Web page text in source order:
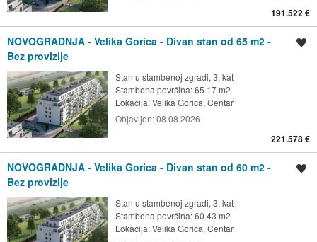
191.522 €
NOVOGRADNJA - Velika Gorica - Divan stan od 65 m2 -
Bez provizije
Stan u stambenoj zgradi, 3. kat
Stambena površina: 65.17 m2
Lokacija:Velika Gorica, Centar
Objavljen:08.08.2026.
221.578 €
NOVOGRADNJA - Velika Gorica - Divan stan od 60 m2 -
Bez provizije
Stan u stambenoj zgradi, 3. kat
Stambena površina: 60.43 m2
Lokacija:Velika Gorica, Centar